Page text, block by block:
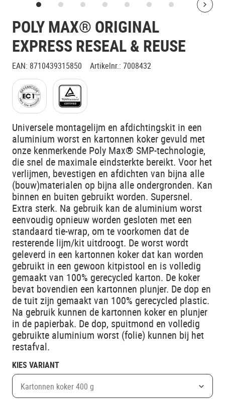
POLY MAX® ORIGINAL
EXPRESS RESEAL & REUSE
EAN: 8710439315850 Artikelnr.: 7008432
Universele montagelijm en afdichtingskit in een
aluminium worst en kartonnen koker gevuld met
onze kenmerkende Poly Max® SMP-technologie,
die snel de maximale eindsterkte bereikt. Voor het
verlijmen, bevestigen en afdichten van bijna alle
(bouw)materialen op bijna alle ondergronden. Kan
binnen en buiten gebruikt worden. Supersnel.
Extra sterk. Na gebruik kan de aluminium worst
eenvoudig opnieuw worden gesloten met een
standaard tie-wrap, om te voorkomen dat de
resterende lijm/kit uitdroogt. De worst wordt
geleverd in een kartonnen koker dat kan worden
gebruikt in een gewoon kitpistool en is volledig
gemaakt van 100% gerecycled karton. De koker
bevat bovendien een kartonnen plunjer. De dop en
de tuit zijn gemaakt van 100% gerecycled plastic.
Na gebruik kunnen de kartonnen koker en plunjer
in de papierbak. De dop, spuitmond en volledig
gebruikte aluminium worst (folie) kunnen bij het
restafval.
KIES VARIANT
Kartonnen koker 400 g